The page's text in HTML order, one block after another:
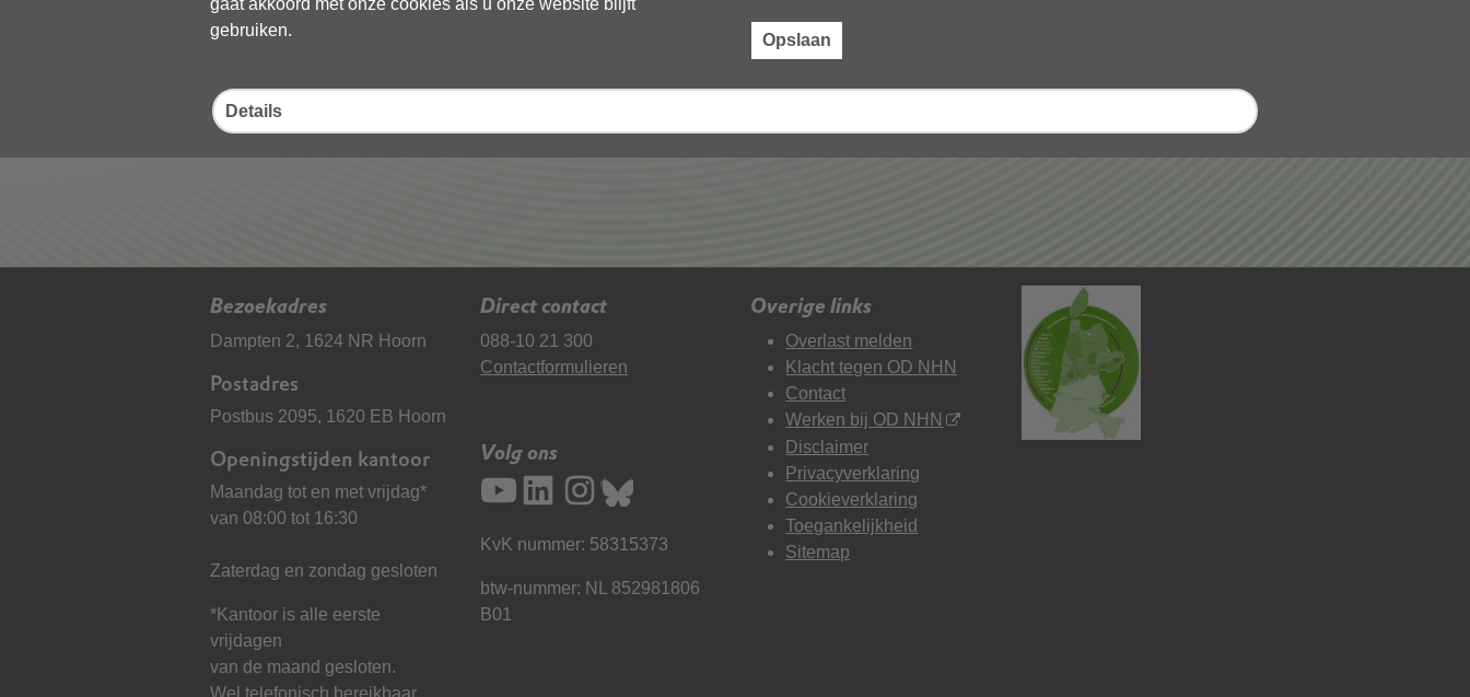
gaat akkoord met onze cookies als u onze website blijft
gebruiken.
Opslaan
Details
Laatst gewijzigd: 23 november 2022
Bezoekadres
Dampten 2, 1624 NR Hoorn
Postadres
Postbus 2095, 1620 EB Hoorn
Openingstijden kantoor
Maandag tot en met vrijdag*
van 08:00 tot 16:30
Zaterdag en zondag gesloten
*Kantoor is alle eerste
vrijdagen
van de maand gesloten.
Direct contact
088-10 21 300
Contactformulieren
Volg ons
KvK nummer: 58315373
btw-nummer: NL 852981806
B01
Overige links
Overlast melden
Klacht tegen OD NHN
Contact
Werken bij OD NHN
Disclaimer
Privacyverklaring
Cookieverklaring
Toegankelijkheid
Sitemap